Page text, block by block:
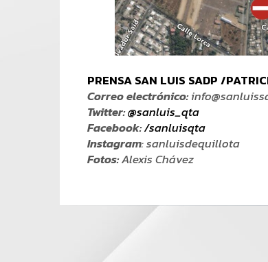
PRENSA SAN LUIS SADP /
Correo electrónico:
Twitter:@sanluis_qta
Facebook:/sanluisqta
Instagram: sanluisdequillota
Fotos:Alexis Chávez